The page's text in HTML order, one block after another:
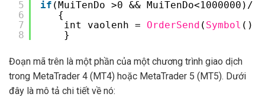
5
6
7
8
if (MuiTenDo >0 &&
{
int vaolenh = OrderSend ( Symbol (),
}
Đoạn mã trên là một phần của một chương trình giao dịch
trong MetaTrader 4 (MT4) hoặc MetaTrader 5 (MT5). Dưới
đây là mô tả chi tiết về nó: